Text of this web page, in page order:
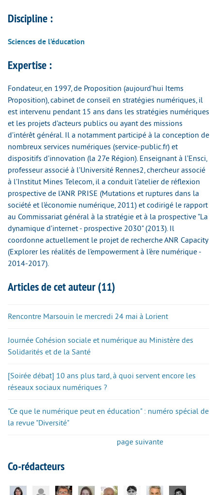
Discipline :
Sciences de l’éducation
Expertise :
Fondateur, en 1997, de Proposition (aujourd’hui Items
Proposition), cabinet de conseil en stratégies numériques, il
est intervenu pendant 15 ans dans les stratégies numériques
et les projets d’acteurs publics ou ayant des missions
d’intérêt général. Il a notamment participé à la conception de
nombreux services numériques (service-public.fr) et
dispositifs d’innovation (la 27e Région). Enseignant à l’Ensci,
professeur associé à l’Université Rennes2, chercheur associé
à l’Institut Mines Telecom, il a conduit l’atelier de réflexion
prospective de l’ANR PRISE (Mutations et ruptures dans la
société et l’économie numérique, 2011) et codirigé le rapport
au Commissariat général à la stratégie et à la prospective "La
dynamique d’internet - prospective 2030" (2013). Il
coordonne actuellement le projet de recherche ANR Capacity
(Explorer les réalités de l’empowerment à l’ère numérique -
2014-2017).
Articles de cet auteur (11)
Rencontre Marsouin le mercredi 24 mai à Lorient
Journée Cohésion sociale et numérique au Ministère des
Solidarités et de la Santé
[Soirée débat] 10 ans plus tard, à quoi servent encore les
réseaux sociaux numériques ?
"Ce que le numérique peut en éducation" : numéro spécial de
la revue "Diversité"
page suivante
Co-rédacteurs